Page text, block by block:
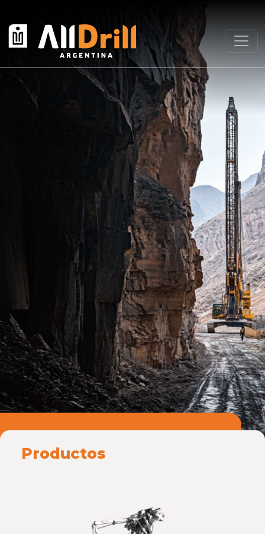
Productos